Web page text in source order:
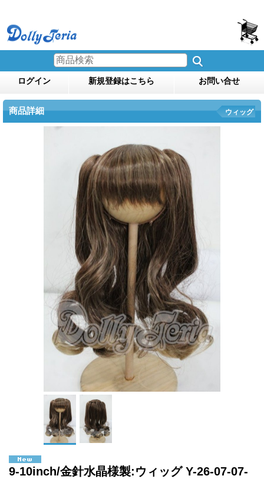
ログイン 新規登録はこちら お問い合せ
商品詳細 ウィッグ
9-10inch/金針水晶様製:ウィッグ Y-26-07-07-